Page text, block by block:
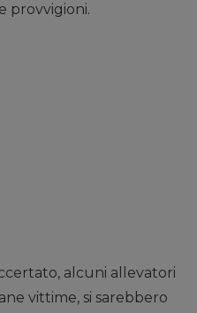
provvigioni.
alcuni allevatori
vittime, si sarebbero